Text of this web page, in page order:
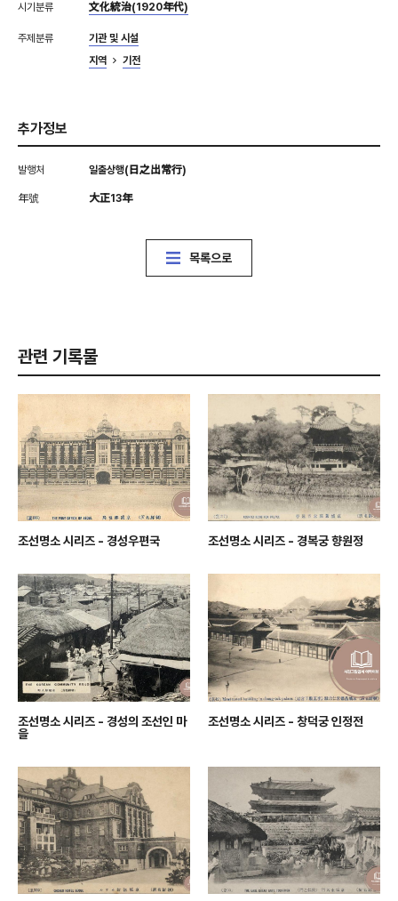
시기분류 文化統治(1920年代)
주제분류
기관 및 시설
지역
기전
추가정보
발행처 일출상행(日之出常行)
年號 大正13年
목록으로
관련 기록물
조선명소 시리즈 - 경성우편국 조선명소 시리즈 - 경복궁 향원정
조선명소 시리즈 - 경성의 조선인 마
을
조선명소 시리즈 - 창덕궁 인정전